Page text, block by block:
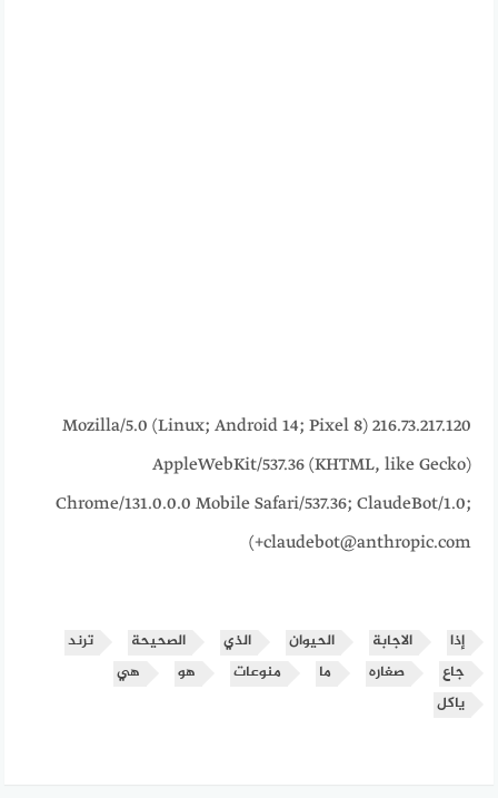
216.73.217.120 Mozilla/5.0 (Linux; Android 14; Pixel 8)
AppleWebKit/537.36 (KHTML, like Gecko)
Chrome/131.0.0.0 Mobile Safari/537.36; ClaudeBot/1.0;
+claudebot@anthropic.com)
إذا الاجابة الحيوان الذي الصحيحة
ترند
جاع
صغاره ما منوعات هو
هي
ياكل